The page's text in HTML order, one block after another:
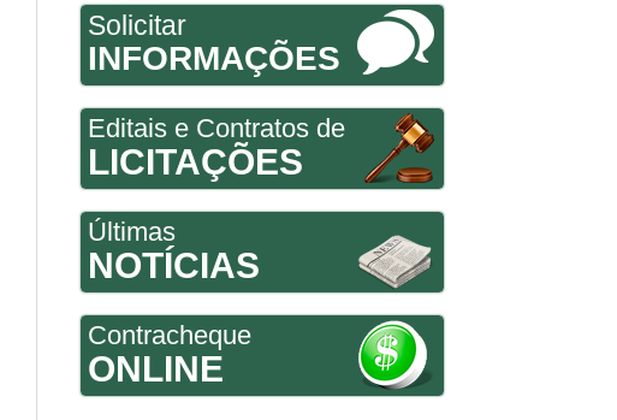
Solicitar
INFORMAÇÕES
Editais e Contratos de
LICITAÇÕES
Últimas
NOTÍCIAS
Contracheque
ONLINE